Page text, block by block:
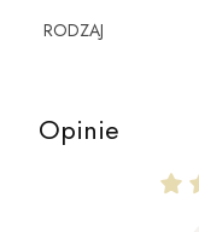
RODZAJ
Opinie